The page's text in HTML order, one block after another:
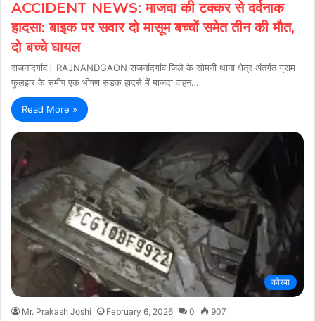
ACCIDENT NEWS: माजदा की टक्कर से दर्दनाक
हादसा: बाइक पर सवार दो मासूम बच्चों समेत तीन की मौत,
दो बच्चे घायल
राजनांदगांव। RAJNANDGAON राजनांदगांव जिले के सोमनी थाना क्षेत्र अंतर्गत ग्राम
फुलझर के समीप एक भीषण सड़क हादसे में माजदा वाहन…
Read More »
कोरबा
Mr. Prakash Joshi February 6, 2026 0 907